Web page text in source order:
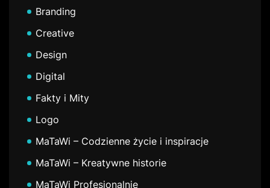
Branding
Creative
Design
Digital
Fakty i Mity
Logo
MaTaWi – Codzienne życie i inspiracje
MaTaWi – Kreatywne historie
MaTaWi Profesjonalnie